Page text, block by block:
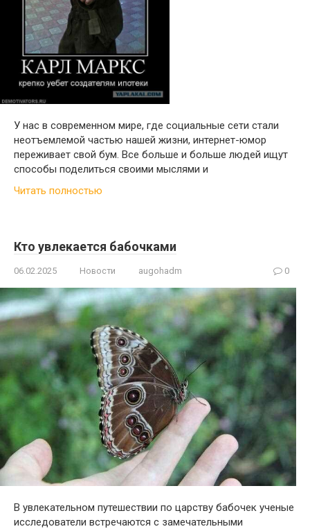
У нас в современном мире, где социальные сети стали
неотъемлемой частью нашей жизни, интернет-юмор
переживает свой бум. Все больше и больше людей ищут
способы поделиться своими мыслями и
Читать полностью
Кто увлекается бабочками
06.02.2025 Новости augohadm 0
В увлекательном путешествии по царству бабочек ученые
исследователи встречаются с замечательными